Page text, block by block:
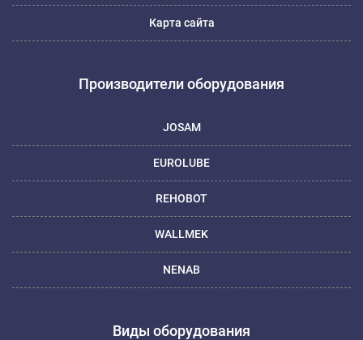
Карта сайта
Производители оборудования
JOSAM
EUROLUBE
REHOBOT
WALLMEK
NENAB
Виды оборудования